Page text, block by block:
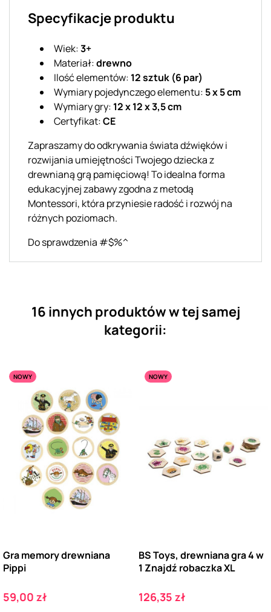
Specyfikacje produktu
Wiek:3+
Materiał:drewno
Ilość elementów: 12 sztuk (6 par)
Wymiary pojedynczego elementu: 5 x 5 cm
Wymiary gry: 12 x 12 x 3,5 cm
Certyfikat:CE
Zapraszamy do odkrywania świata dźwięków i
rozwijania umiejętności Twojego dziecka z
drewnianą grą pamięciową! To idealna forma
edukacyjnej zabawy zgodna z metodą
Montessori, która przyniesie radość i rozwój na
różnych poziomach.
Do sprawdzenia #$%^
16 innych produktów w tej samej
kategorii:
NOWY
Gra memory drewniana
Pippi
Cena
59,00 zł
NOWY
BS Toys, drewniana gra 4 w
1 Znajdź robaczka XL
Cena
126,35 zł